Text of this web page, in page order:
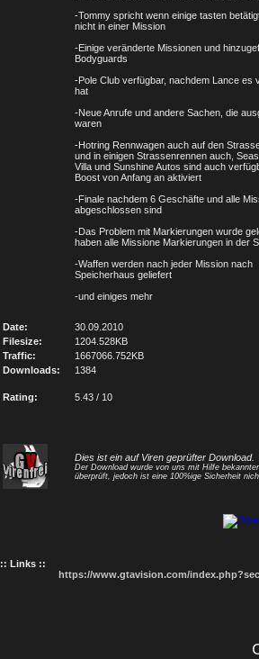
-Tommy spricht wenn einige tasten
nicht in einer Mission
-Einige veränderte Missionen und
Bodyguards
-Pole Club verfügbar, nachdem Lance es
hat
-Neue Anrufe und andere Sachen, die
waren
-Hotring Rennwagen auch auf den
und in einigen Strassenrennen auch,
Villa und Sunshine Autos sind auch
Boost von Anfang an aktiviert
-Finale nachdem 6 Geschäfte und alle
abgeschlossen sind
-Das Problem mit Markierungen wurde
haben alle Missione Markierungen in der
-Waffen werden nach jeder Mission nach
Speicherhaus geliefert
-und einiges mehr
Date:
30.09.2010
Filesize:
1204.528KB
Traffic:
1667066.752KB
Downloads:
1384
Rating: 5.43 / 10
Dies ist ein auf Viren geprüfter Download.
Der Download wurde von uns mit Hilfe
überprüft, jedoch ist eine 100%ige Sicherheit
:: Links ::
https://www.gtavision.com/